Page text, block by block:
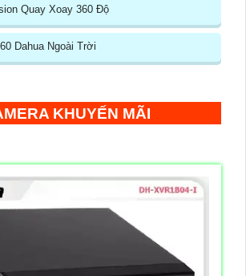
Quay Xoay 360 Độ
Dahua Ngoài Trời
KHUYẾN MÃI